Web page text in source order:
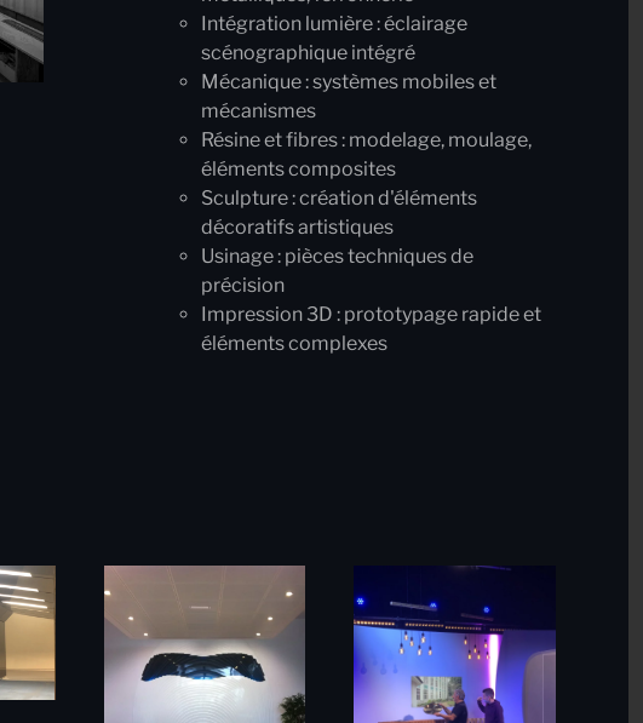
Intégration lumière: éclairage
scénographique intégré
Mécanique: systèmes mobiles et
mécanismes
Résine et fibres: modelage, moulage,
éléments composites
Sculpture: création d'éléments
décoratifs artistiques
Usinage: pièces techniques de
précision
Impression 3D : prototypage rapide et
éléments complexes